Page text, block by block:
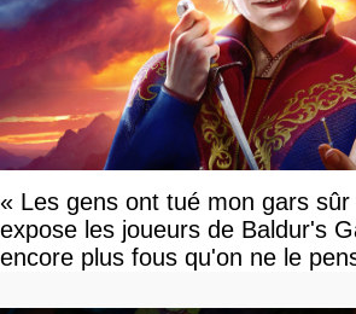
« Les gens ont tué mon gars
expose les joueurs de Baldur's
encore plus fous qu'on ne le